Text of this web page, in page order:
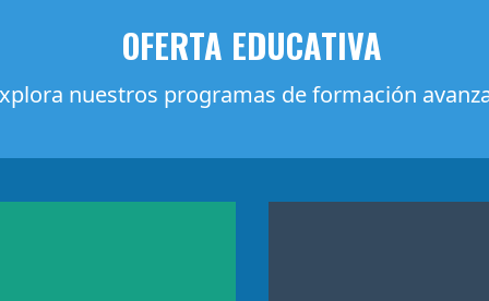
OFERTA EDUCATIVA
nuestros programas de formación